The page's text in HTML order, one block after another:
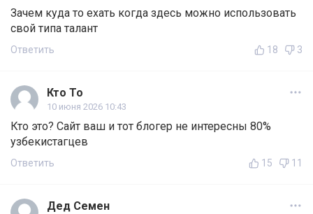
Зачем куда то ехать когда здесь можно использовать
свой типа талант
Ответить 18 3
Кто То
10 июня 2026 10:43
Кто это? Сайт ваш и тот блогер не интересны 80%
узбекистагцев
Ответить 15 11
Дед Семен